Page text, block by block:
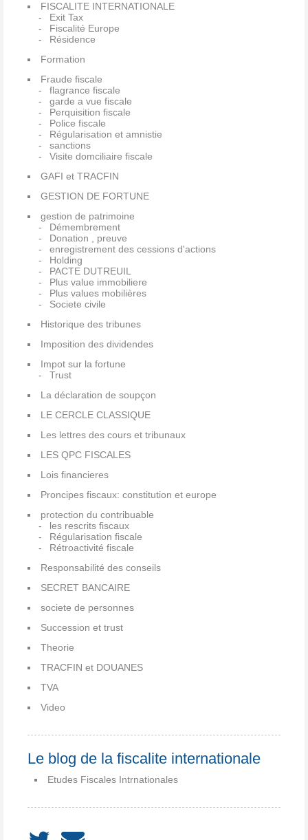
FISCALITE INTERNATIONALE
Exit Tax
Fiscalité Europe
Résidence
Formation
Fraude fiscale
flagrance fiscale
garde a vue fiscale
Perquisition fiscale
Police fiscale
Régularisation et amnistie
sanctions
Visite domciliaire fiscale
GAFI et TRACFIN
GESTION DE FORTUNE
gestion de patrimoine
Démembrement
Donation , preuve
enregistrement des cessions d'actions
Holding
PACTE DUTREUIL
Plus value immobiliere
Plus values mobilières
Societe civile
Historique des tribunes
Imposition des dividendes
Impot sur la fortune
Trust
La déclaration de soupçon
LE CERCLE CLASSIQUE
Les lettres des cours et tribunaux
LES QPC FISCALES
Lois financieres
Proncipes fiscaux: constitution et europe
protection du contribuable
les rescrits fiscaux
Régularisation fiscale
Rétroactivité fiscale
Responsabilité des conseils
SECRET BANCAIRE
societe de personnes
Succession et trust
Theorie
TRACFIN et DOUANES
TVA
Video
Le blog de la fiscalite internationale
Etudes Fiscales Intrnationales